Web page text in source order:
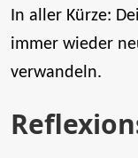
In aller Kürze:
immer wieder
verwandeln.